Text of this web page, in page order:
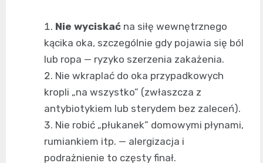
Nie wyciskać na siłę wewnętrznego
kącika oka, szczególnie gdy pojawia się ból
lub ropa — ryzyko szerzenia zakażenia.
Nie wkraplać do oka przypadkowych
kropli „na wszystko” (zwłaszcza z
antybiotykiem lub sterydem bez zaleceń).
Nie robić „płukanek” domowymi płynami,
rumiankiem itp. — alergizacja i
podrażnienie to częsty finał.